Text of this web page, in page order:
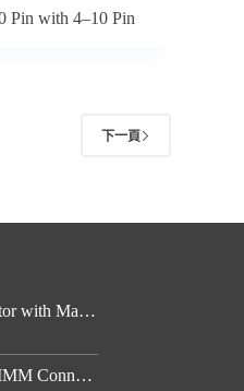
Pin with 4–10 Pin
下一頁
RJ45 Connector with Magnetics Guide
DDR5 SO-DIMM Connector Guide